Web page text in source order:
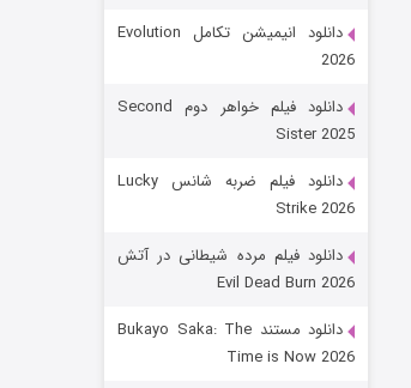
رویایی برای تو
قسمت
دانلود انیمیشن تکامل Evolution
2026
دانلود فیلم خواهر دوم Second
Sister 2025
دانلود فیلم ضربه شانس Lucky
Strike 2026
دانلود فیلم مرده شیطانی در آتش
Evil Dead Burn 2026
دانلود مستند Bukayo Saka: The
Time is Now 2026